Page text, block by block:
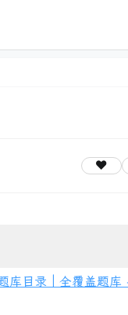
库目录｜全覆盖题库